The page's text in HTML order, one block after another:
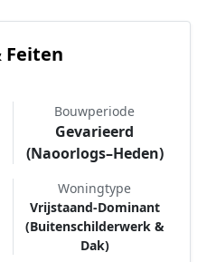
Bouwperiode
Gevarieerd
(Naoorlogs–Heden)
Woningtype
Vrijstaand-Dominant
(Buitenschilderwerk &
Dak)